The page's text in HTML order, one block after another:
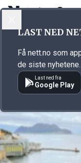
Annonsørinnhold
LAST NED
Få nett.no som
de siste nyhetene.
Last ned fra
Google Play